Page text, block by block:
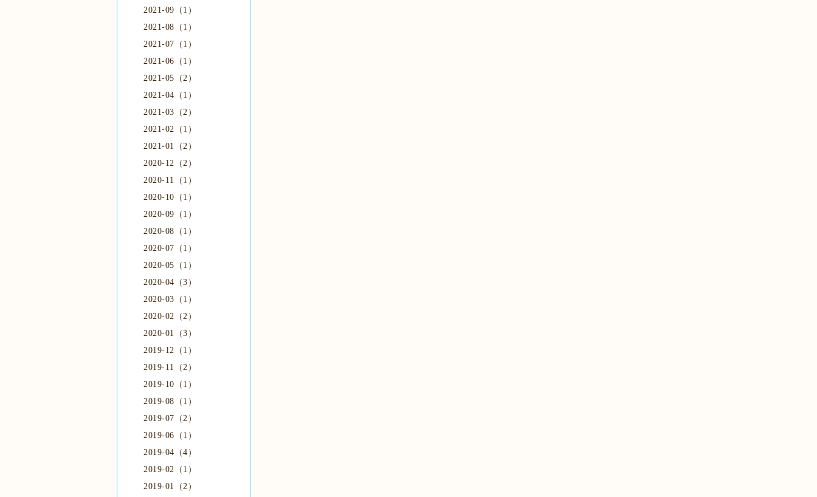
2021-09（1）
2021-08（1）
2021-07（1）
2021-06（1）
2021-05（2）
2021-04（1）
2021-03（2）
2021-02（1）
2021-01（2）
2020-12（2）
2020-11（1）
2020-10（1）
2020-09（1）
2020-08（1）
2020-07（1）
2020-05（1）
2020-04（3）
2020-03（1）
2020-02（2）
2020-01（3）
2019-12（1）
2019-11（2）
2019-10（1）
2019-08（1）
2019-07（2）
2019-06（1）
2019-04（4）
2019-02（1）
2019-01（2）